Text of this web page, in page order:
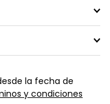
la fecha de
y condiciones